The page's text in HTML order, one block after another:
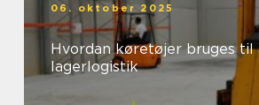
06. oktober 2025
Hvordan køretøjer bruges
lagerlogistik